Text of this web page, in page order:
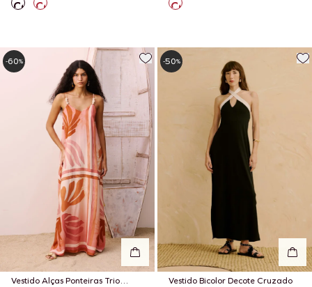
Vestido Alças Ponteiras Trio
-60%
Vestido Bicolor Decote Cruzado
-50%